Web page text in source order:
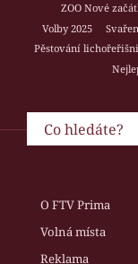
ZOO Nové
Volby 2025
Pěstování
O FTV Prima
Volná místa
Reklama